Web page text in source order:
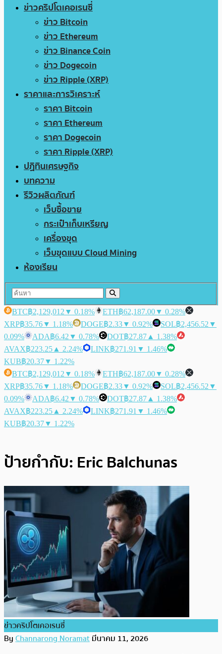
ข่าวคริปโตเคอเรนซี่
ข่าว Bitcoin
ข่าว Ethereum
ข่าว Binance Coin
ข่าว Dogecoin
ข่าว Ripple (XRP)
ราคาและการวิเคราะห์
ราคา Bitcoin
ราคา Ethereum
ราคา Dogecoin
ราคา Ripple (XRP)
ปฏิทินเศรษฐกิจ
บทความ
รีวิวผลิตภัณฑ์
เว็บซื้อขาย
กระเป๋าเก็บเหรียญ
เครื่องขุด
เว็บขุดแบบ Cloud Mining
ห้องเรียน
BTC฿2,129,012 ▼ 0.18% ETH฿62,187.00▼ 0.28%
XRP฿35.76▼ 1.18% DOGE฿2.33▼ 0.92% SOL฿2,456.52 ▼
0.09%
ADA฿6.42 ▼ 0.78% DOT฿27.87 ▲ 1.38%
AVAX฿223.25 ▲ 2.24% LINK฿271.91 ▼ 1.46%
KUB฿20.37▼ 1.22%
BTC฿2,129,012 ▼ 0.18% ETH฿62,187.00▼ 0.28%
XRP฿35.76▼ 1.18% DOGE฿2.33▼ 0.92% SOL฿2,456.52 ▼
0.09%
ADA฿6.42 ▼ 0.78% DOT฿27.87 ▲ 1.38%
AVAX฿223.25 ▲ 2.24% LINK฿271.91 ▼ 1.46%
KUB฿20.37▼ 1.22%
ป้ายกำกับ: Eric Balchunas
ข่าวคริปโตเคอเรนซี่
ByChannarong Noramatมีนาคม 11, 2026